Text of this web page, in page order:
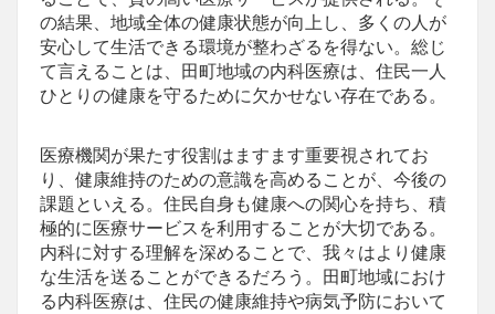
の結果、地域全体の健康状態が向上し、多くの人が
安心して生活できる環境が整わざるを得ない。総じ
て言えることは、田町地域の内科医療は、住民一人
ひとりの健康を守るために欠かせない存在である。
医療機関が果たす役割はますます重要視されてお
り、健康維持のための意識を高めることが、今後の
課題といえる。住民自身も健康への関心を持ち、積
極的に医療サービスを利用することが大切である。
内科に対する理解を深めることで、我々はより健康
な生活を送ることができるだろう。田町地域におけ
る内科医療は、住民の健康維持や病気予防において